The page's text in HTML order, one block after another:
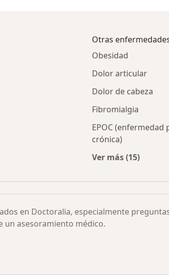
Anorexia por ciudad
Otras
Obesidad
Dolor articular
Dolor de cabeza
Fibromialgia
EPOC
crónica)
Ver más (15)
en Doctoralia, especialmente
un asesoramiento médico.